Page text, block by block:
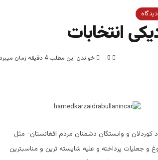
انتخابات
0 خواندن این مطلب 4 دقیقه زمان میبرد
کوردلان و وابستگان دشمنان مردم افغانستان- مثل
و جعلیات پرداخته و علیه شایسته ترین و مناسبترین